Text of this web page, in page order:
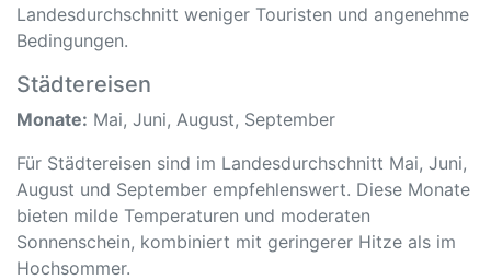
Landesdurchschnitt weniger Touristen und angenehme
Bedingungen.
Städtereisen
Monate: Mai, Juni, August, September
Für Städtereisen sind im Landesdurchschnitt Mai, Juni,
August und September empfehlenswert. Diese Monate
bieten milde Temperaturen und moderaten
Sonnenschein, kombiniert mit geringerer Hitze als im
Hochsommer.